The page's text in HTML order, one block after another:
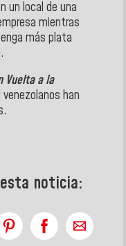
un local de una
mientras
más plata
Vuelta a la
han
noticia: